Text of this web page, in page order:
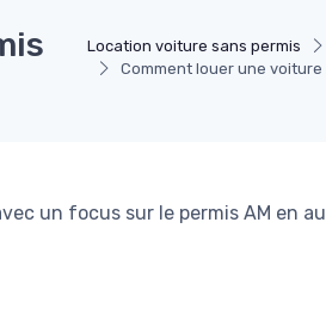
Location voiture sans permis
Comment louer une
un focus sur le permis AM en